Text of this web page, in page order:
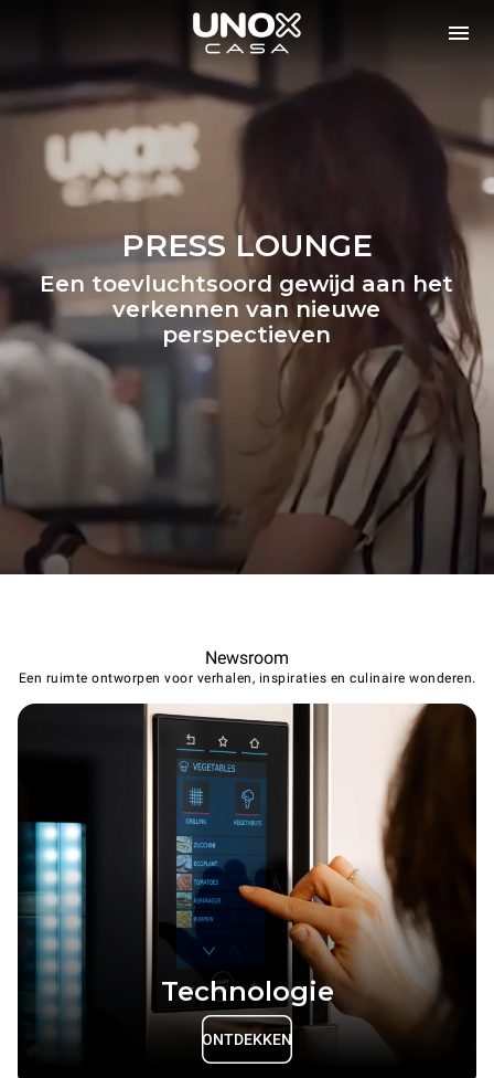
PRESS LOUNGE
Een toevluchtsoord gewijd aan het
verkennen van nieuwe
perspectieven
Newsroom
Een ruimte ontworpen voor verhalen, inspiraties en culinaire wonderen.
Technologie
ONTDEKKEN